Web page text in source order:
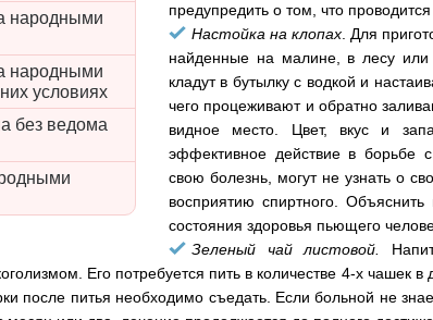
народными
народными
условиях
без ведома
предупредить о том, что
Настойка на клопах . Для
найденные на малине, в лесу или
кладут в бутылку с водкой и
чего процеживают и обратно
видное место. Цвет, вкус и
эффективное действие в борьбе
свою болезнь, могут не узнать о
восприятию спиртного.
состояния здоровья пьющего
Зеленый чай листовой.
Его потребуется пить в количестве 4-х чашек
после питья необходимо съедать. Если больной не